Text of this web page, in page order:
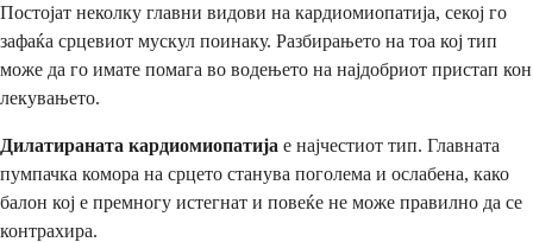
Постојат неколку главни видови на кардиомиопатија, секој го
зафаќа срцевиот мускул поинаку. Разбирањето на тоа кој тип
може да го имате помага во водењето на најдобриот пристап кон
лекувањето.
Дилатираната кардиомиопатија е најчестиот тип. Главната
пумпачка комора на срцето станува поголема и ослабена, како
балон кој е премногу истегнат и повеќе не може правилно да се
контрахира.